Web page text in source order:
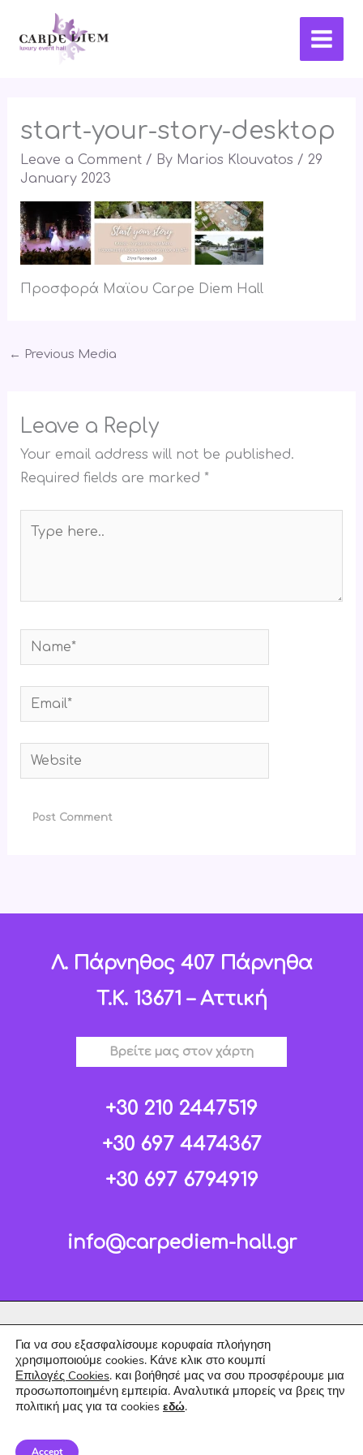
Main
start-your-story-desktop
Leave a Comment / By Marios Klouvatos / 29
January 2023
Προσφορά Μαϊου Carpe Diem Hall
← Previous Media
Leave a Reply
Your email address will not be published.
Required fields are marked *
here..
Name*
Email*
Website
Λ. Πάρνηθος 407 Πάρνηθα
T.K. 13671 – Αττική
Βρείτε μας στον χάρτη
+30 210 2447519
+30 697 4474367
+30 697 6794919
info@carpediem-hall.gr
Για να σου εξασφαλίσουμε κορυφαία πλοήγηση
χρησιμοποιούμε cookies. Κάνε κλικ στο κουμπί
Επιλογές Cookies. και βοήθησέ μας να σου προσφέρουμε μια
προσωποποιημένη εμπειρία. Αναλυτικά μπορείς να βρεις την
πολιτική μας για τα cookies εδώ.
Accept